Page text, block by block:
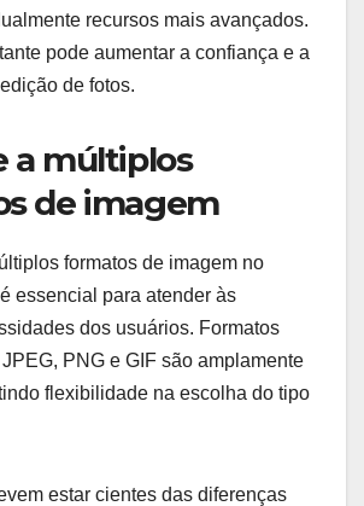
recursos mais avançados.
pode aumentar a confiança e a
de fotos.
a múltiplos
de imagem
formatos de imagem no
essencial para atender às
dos usuários. Formatos
PNG e GIF são amplamente
flexibilidade na escolha do tipo
estar cientes das diferenças